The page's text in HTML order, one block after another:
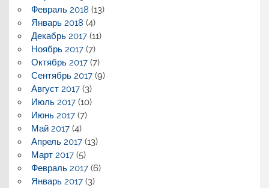
Февраль 2018 (13)
Январь 2018 (4)
Декабрь 2017(11)
Ноябрь 2017(7)
Октябрь 2017(7)
Сентябрь 2017(9)
Август 2017(3)
Июль 2017(10)
Июнь 2017(7)
Май 2017(4)
Апрель 2017(13)
Март 2017(5)
Февраль 2017(6)
Январь 2017(3)